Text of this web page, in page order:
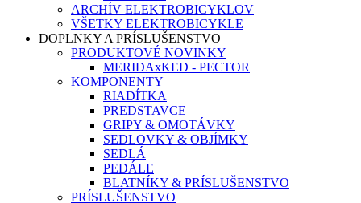
ARCHÍV ELEKTROBICYKLOV
VŠETKY ELEKTROBICYKLE
DOPLNKY A PRÍSLUŠENSTVO
PRODUKTOVÉ NOVINKY
MERIDAxKED - PECTOR
KOMPONENTY
RIADÍTKA
PREDSTAVCE
GRIPY & OMOTÁVKY
SEDLOVKY & OBJÍMKY
SEDLÁ
PEDÁLE
BLATNÍKY & PRÍSLUŠENSTVO
PRÍSLUŠENSTVO